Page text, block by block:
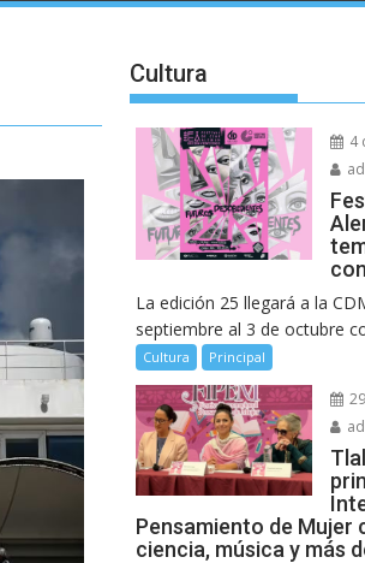
Cultura
4
La edición 25 llegará a la
septiembre al 3 de octubre
Cultura Principal
Pensamiento de Mujer
ciencia, música y más